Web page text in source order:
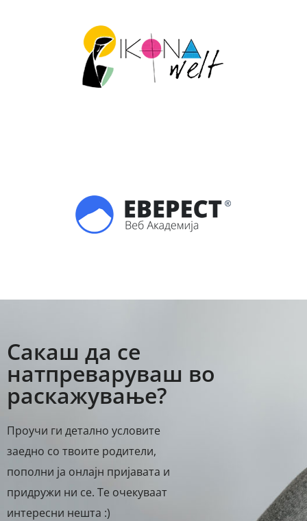
Сакаш да се
натпреваруваш во
раскажување?
Проучи ги детално условите
заедно со твоите родители,
пополни ја онлајн пријавата и
придружи ни се. Те очекуваат
интересни нешта :)